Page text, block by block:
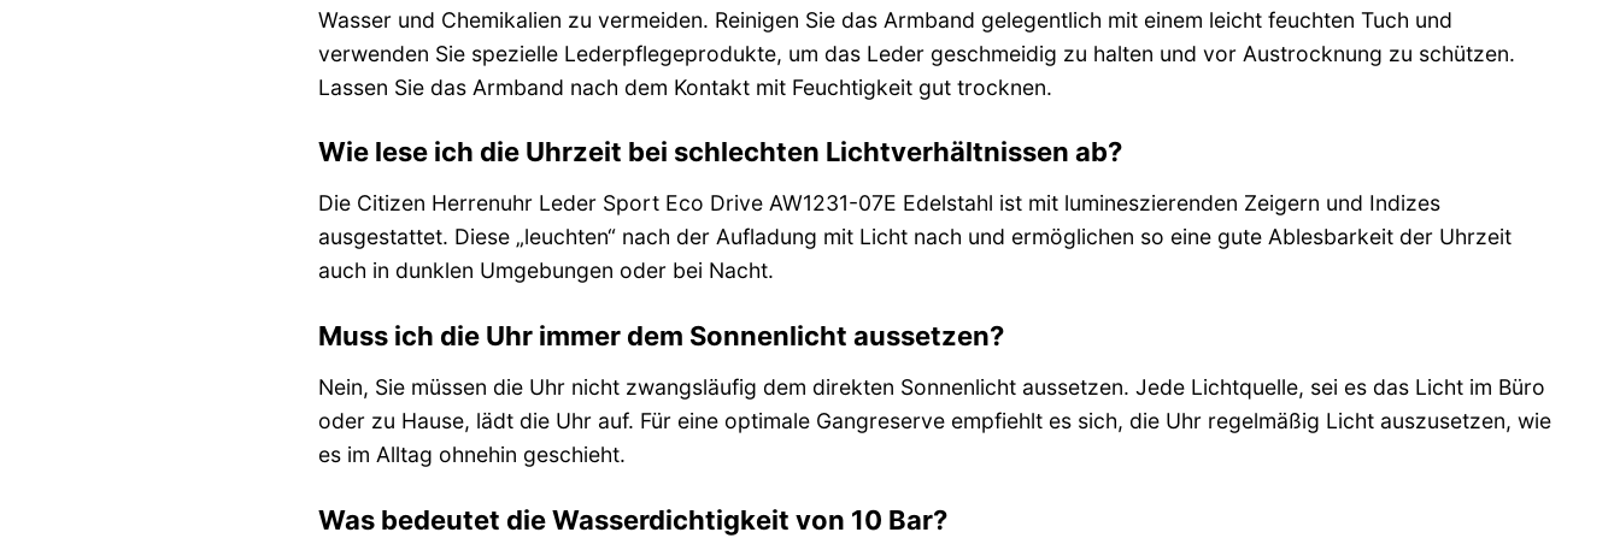
Wasser und Chemikalien zu vermeiden. Reinigen Sie das Armband gelegentlich mit einem leicht feuchten Tuch und
verwenden Sie spezielle Lederpflegeprodukte, um das Leder geschmeidig zu halten und vor Austrocknung zu schützen.
Lassen Sie das Armband nach dem Kontakt mit Feuchtigkeit gut trocknen.
Wie lese ich die Uhrzeit bei schlechten Lichtverhältnissen ab?
Die Citizen Herrenuhr Leder Sport Eco Drive AW1231-07E Edelstahl ist mit lumineszierenden Zeigern und Indizes
ausgestattet. Diese „leuchten“ nach der Aufladung mit Licht nach und ermöglichen so eine gute Ablesbarkeit der Uhrzeit
auch in dunklen Umgebungen oder bei Nacht.
Muss ich die Uhr immer dem Sonnenlicht aussetzen?
Nein, Sie müssen die Uhr nicht zwangsläufig dem direkten Sonnenlicht aussetzen. Jede Lichtquelle, sei es das Licht im Büro
oder zu Hause, lädt die Uhr auf. Für eine optimale Gangreserve empfiehlt es sich, die Uhr regelmäßig Licht auszusetzen, wie
es im Alltag ohnehin geschieht.
Was bedeutet die Wasserdichtigkeit von 10 Bar?